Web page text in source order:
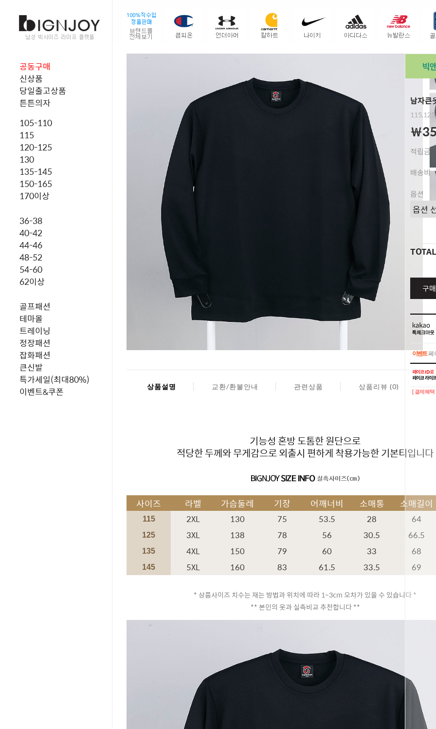
공동구매
신상품
당일출고상품
튼튼의자
105-110
115
120-125
130
135-145
150-165
170이상
36-38
40-42
44-46
48-52
54-60
62이상
골프패션
테마몰
트레이닝
정장패션
잡화패션
큰신발
특가세일(최대80%)
이벤트&쿠폰
남자큰
￦
적립금
배송비
옵션
TOTAL
구
이벤트페
이벤트페
[ 결제혜
상품설명 교환/환불안내 관련상품 상품리뷰 (0)
기능성 혼방 도톰한 원단으로
적당한 두께와 무게감으로 외출시 편하게 착용가능한 기본티입니다
사이즈 라벨 가슴둘레 기장 어깨너비 소매통 소매길이
115 2XL 130 75 53.5 28 64
125 3XL 138 78 56 30.5 66.5
135 4XL 150 79 60 33 68
145 5XL 160 83 61.5 33.5 69
* 상품사이즈 치수는 재는 방법과 위치에 따라 1~3cm 오차가 있을 수 있습니다 *
** 본인의 옷과 실측비교 추천합니다 **